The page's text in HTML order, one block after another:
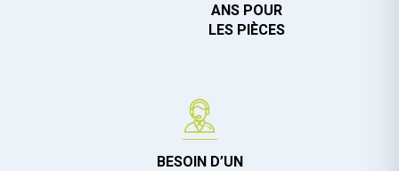
ANS POUR
LES PIÈCES
BESOIN D’UN